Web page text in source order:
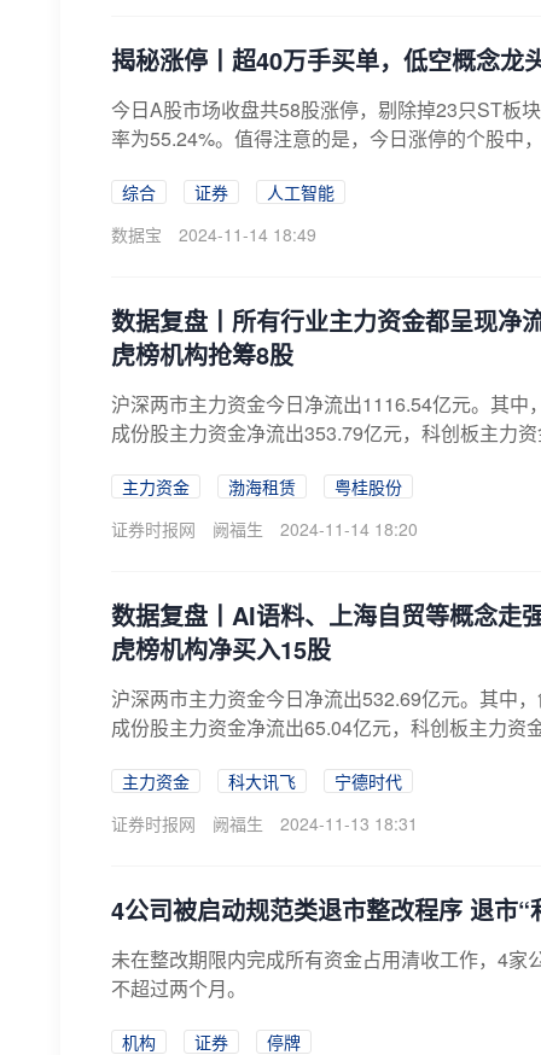
揭秘涨停丨超40万手买单，低空概念龙
今日A股市场收盘共58股涨停，剔除掉23只ST板
率为55.24%。值得注意的是，今日涨停的个股中
综合 证券
人工智能
数据宝
2024-11-14 18:49
数据复盘丨所有行业主力资金都呈现净
虎榜机构抢筹8股
沪深两市主力资金今日净流出1116.54亿元。其
成份股主力资金净流出353.79亿元，科创板主力
主力资金 渤海租赁
粤桂股份
证券时报网
阙福生 2024-11-14 18:20
数据复盘丨AI语料、上海自贸等概念走
虎榜机构净买入15股
沪深两市主力资金今日净流出532.69亿元。其中
成份股主力资金净流出65.04亿元，科创板主力资
主力资金 科大讯飞
宁德时代
证券时报网
阙福生 2024-11-13 18:31
4公司被启动规范类退市整改程序 退市“
未在整改期限内完成所有资金占用清收工作，4
不超过两个月。
机构 证券
停牌